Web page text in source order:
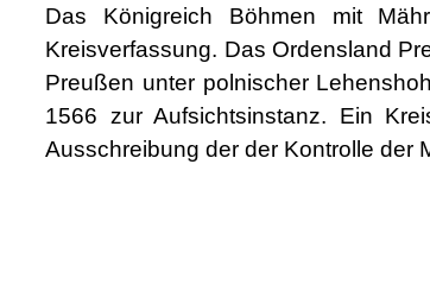
Das Königreich Böhmen mit
Kreisverfassung. Das Ordensland
Preußen unter polnischer
1566 zur Aufsichtsinstanz. Ein
Ausschreibung der der Kontrolle der